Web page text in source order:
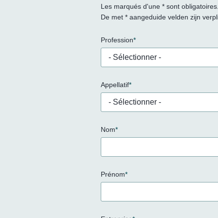
Les marqués d'une * sont obligatoires.
De met * aangeduide velden zijn
- Sélectionner -
Profession*
- Sélectionner -
Appellatif*
Nom*
Prénom*